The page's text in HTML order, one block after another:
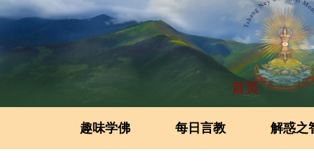
首页
趣味学佛 每日言教 解惑之